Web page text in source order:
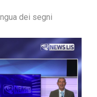
dei segni